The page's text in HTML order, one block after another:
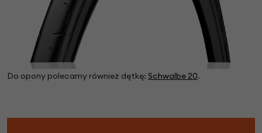
Do opony polecamy również dętkę: Schwalbe 20.